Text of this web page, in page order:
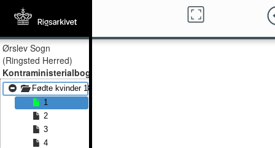
Ørslev Sogn
(Ringsted Herred)
Kontraministerialbog
Fødte kvinder 1842 - Fødte kvinder 1868
1
2
3
4